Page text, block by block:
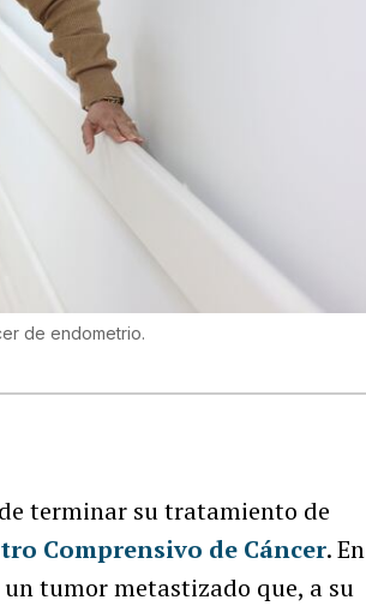
de endometrio.
terminar su tratamiento de
Comprensivo de Cáncer. En
tumor metastizado que, a su